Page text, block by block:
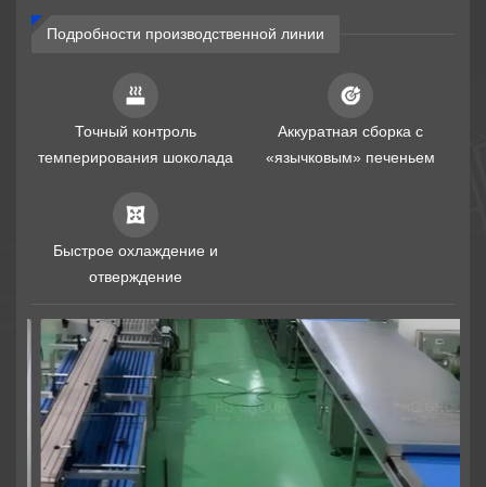
Аналитика
Подробности производственной линии
Точный контроль
темперирования шоколада
Аккуратная сборка с
«язычковым» печеньем
Быстрое охлаждение и
отверждение